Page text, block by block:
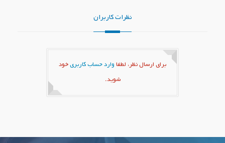
نظرات کاربران
برای ارسال نظر، لطفا وارد حساب کاربری خود
شوید.